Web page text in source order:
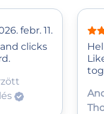
febr. 11.
clicks